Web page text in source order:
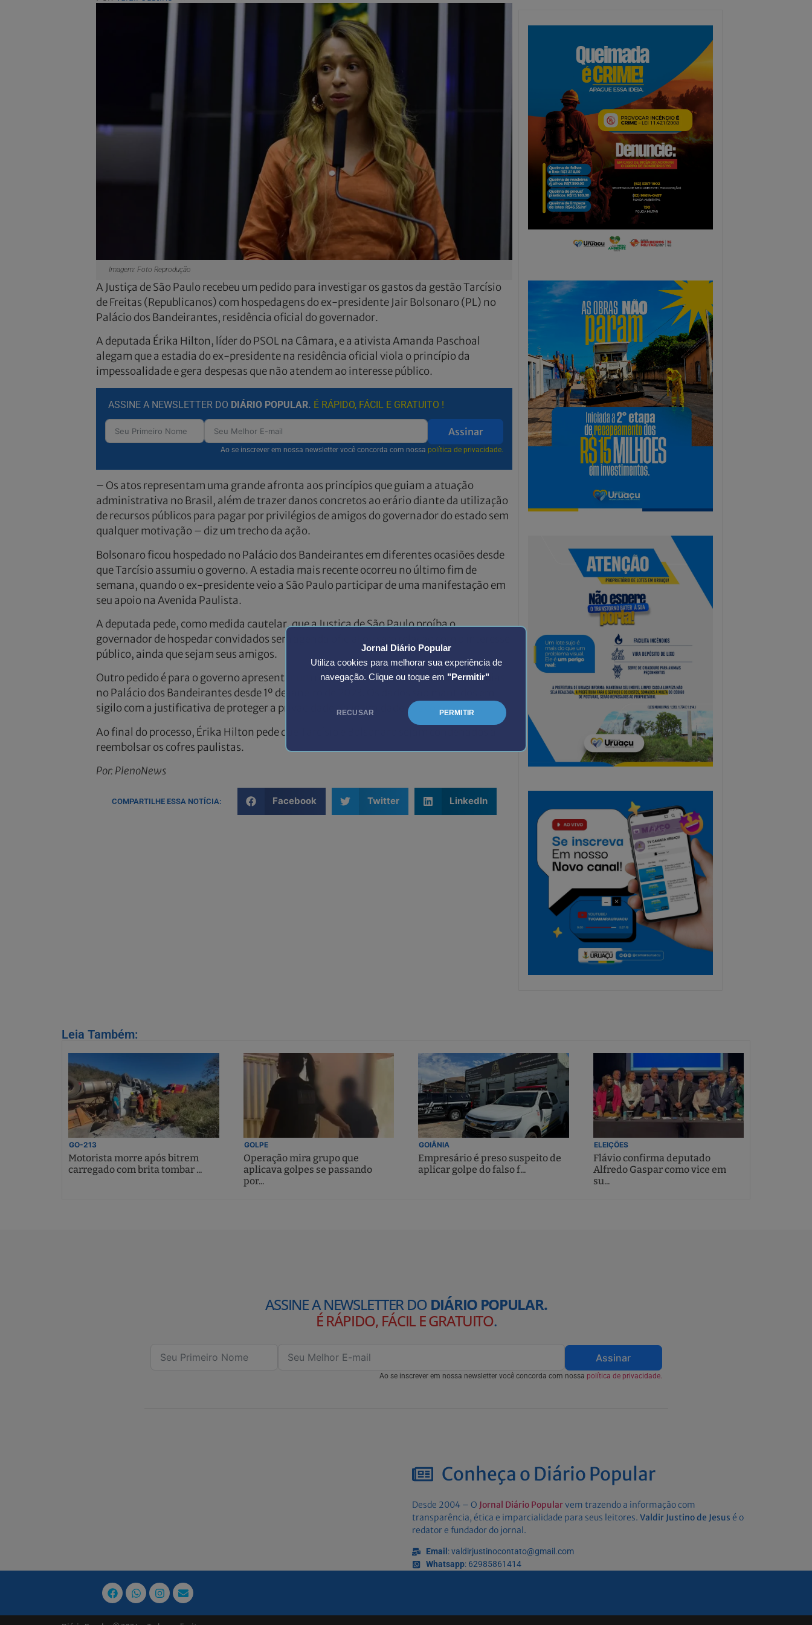
Jornal Diário Popular
Utiliza cookies para melhorar sua experiência de
navegação. Clique ou toque em "Permitir"
RECUSAR PERMITIR
Imagem: Foto Reprodução
A Justiça de São Paulo recebeu um pedido para investigar os gastos da gestão Tarcísio
de Freitas (Republicanos) com hospedagens do ex-presidente Jair Bolsonaro (PL) no
Palácio dos Bandeirantes, residência oficial do governador.
A deputada Érika Hilton, líder do PSOL na Câmara, e a ativista Amanda Paschoal
alegam que a estadia do ex-presidente na residência oficial viola o princípio da
impessoalidade e gera despesas que não atendem ao interesse público.
ASSINE A NEWSLETTER DO DIÁRIO POPULAR. É RÁPIDO, FÁCIL E GRATUITO !
Assinar
Ao se inscrever em nossa newsletter você concorda com nossa política de privacidade.
– Os atos representam uma grande afronta aos princípios que guiam a atuação
administrativa no Brasil, além de trazer danos concretos ao erário diante da utilização
de recursos públicos para pagar por privilégios de amigos do governador do estado sem
qualquer motivação – diz um trecho da ação.
Bolsonaro ficou hospedado no Palácio dos Bandeirantes em diferentes ocasiões desde
que Tarcísio assumiu o governo. A estadia mais recente ocorreu no último fim de
semana, quando o ex-presidente veio a São Paulo participar de uma manifestação em
seu apoio na Avenida Paulista.
A deputada pede, como medida cautelar, que a Justiça de São Paulo proíba o
governador de hospedar convidados sem agenda oficial ou sem relação com o interesse
público, ainda que sejam seus amigos.
Outro pedido é para o governo apresentar um relatório detalhado de todas as estadias
no Palácio dos Bandeirantes desde 1º de janeiro de 2023. Os dados são mantidos em
sigilo com a justificativa de proteger a privacidade e a intimidade dos convidados.
Ao final do processo, Érika Hilton pede que Tarcísio e Bolsonaro sejam condenados a
reembolsar os cofres paulistas.
Por: PlenoNews
COMPARTILHE ESSA NOTÍCIA: Facebook Twitter LinkedIn
Leia Também:
GO-213
Motorista morre após bitrem
carregado com brita tombar ...
GOLPE
Operação mira grupo que
aplicava golpes se passando
por...
GOIÂNIA
Empresário é preso suspeito de
aplicar golpe do falso f...
ELEIÇÕES
Flávio confirma deputado
Alfredo Gaspar como vice em
su...
ASSINE A NEWSLETTER DO DIÁRIO POPULAR.
É RÁPIDO, FÁCIL E GRATUITO.
Assinar
Ao se inscrever em nossa newsletter você concorda com nossa política de privacidade.
Conheça o Diário Popular
Desde 2004 – O Jornal Diário Popularvem trazendo a informação com
transparência, ética e imparcialidade para seus leitores. Valdir Justino de Jesus é o
redator e fundador do jornal.
Email : valdirjustinocontato@gmail.com
Whatsapp: 62985861414